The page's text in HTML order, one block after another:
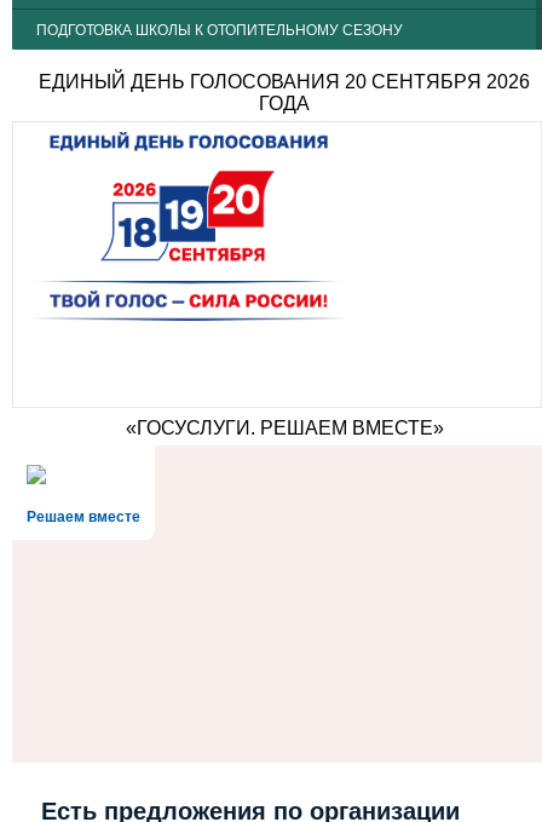
ПОДГОТОВКА ШКОЛЫ К ОТОПИТЕЛЬНОМУ СЕЗОНУ
ЕДИНЫЙ ДЕНЬ ГОЛОСОВАНИЯ 20 СЕНТЯБРЯ 2026
ГОДА
«ГОСУСЛУГИ. РЕШАЕМ ВМЕСТЕ»
Решаем вместе
Есть предложения по организации